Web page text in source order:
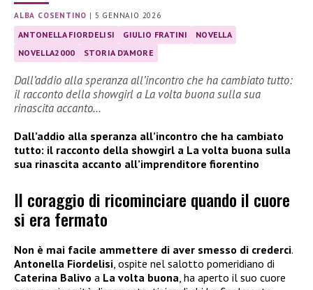
ALBA COSENTINO | 5 GENNAIO 2026
ANTONELLA FIORDELISI GIULIO FRATINI
NOVELLA
NOVELLA2000
STORIA D'AMORE
Dall’addio alla speranza all’incontro che ha cambiato tutto:
il racconto della showgirl a La volta buona sulla sua
rinascita accanto…
Dall’addio alla speranza all’incontro che ha cambiato
tutto: il racconto della showgirl a La volta buona sulla
sua rinascita accanto all’imprenditore fiorentino
Il coraggio di ricominciare quando il cuore
si era fermato
Non è mai facile ammettere di aver smesso di crederci.
Antonella Fiordelisi , ospite nel salotto pomeridiano di
Caterina Balivo a La volta buona , ha aperto il suo cuore